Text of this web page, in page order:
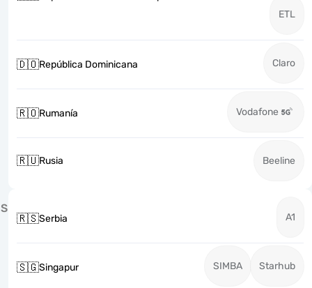
ETL
🇩🇴República Dominicana Claro
🇷🇴Rumanía Vodafone
🇷🇺Rusia Beeline
S
🇷🇸Serbia A1
🇸🇬Singapur SIMBA Starhub